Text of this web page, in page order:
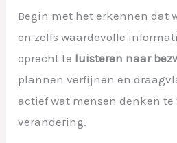
Begin met het erkennen dat
en zelfs waardevolle
oprecht te luisteren naar
plannen verfijnen en
actief wat mensen denken te
verandering.